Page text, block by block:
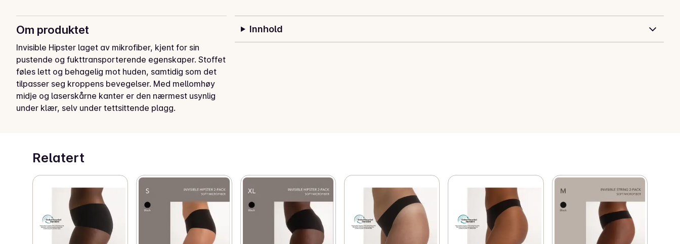
Om produktet
Invisible Hipster laget av mikrofiber, kjent for sin
pustende og fukttransporterende egenskaper. Stoffet
føles lett og behagelig mot huden, samtidig som det
tilpasser seg kroppens bevegelser. Med mellomhøy
midje og laserskårne kanter er den nærmest usynlig
under klær, selv under tettsittende plagg.
inneholder 75% resirkulert polyamid sertifisert av
Global Recycled Standard, via IDFL TE-00121225.
OEKO-TEX® Standard 100, SH020 250145 TESTEX.
Innhold
Relatert